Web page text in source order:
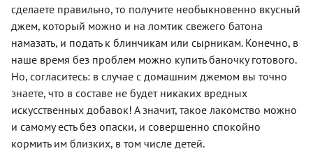
сделаете правильно, то получите необыкновенно вкусный
джем, который можно и на ломтик свежего батона
намазать, и подать к блинчикам или сырникам. Конечно, в
наше время без проблем можно купить баночку готового.
Но, согласитесь: в случае с домашним джемом вы точно
знаете, что в составе не будет никаких вредных
искусственных добавок! А значит, такое лакомство можно
и самому есть без опаски, и совершенно спокойно
кормить им близких, в том числе детей.